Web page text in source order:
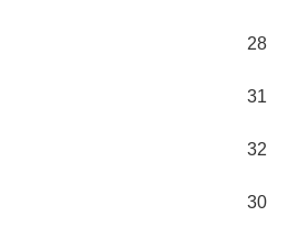
28
31
32
30